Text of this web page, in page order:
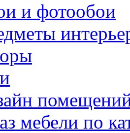
и фотообои
мебели по